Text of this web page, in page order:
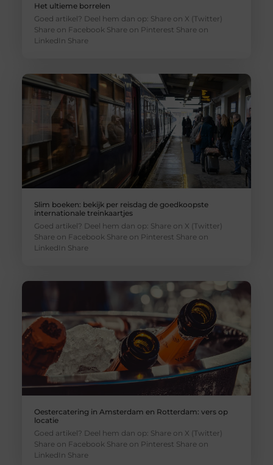
Het ultieme borrelen
Goed artikel? Deel hem dan op: Share on X (Twitter)
Share on Facebook Share on Pinterest Share on
LinkedIn Share
Slim boeken: bekijk per reisdag de goedkoopste
internationale treinkaartjes
Goed artikel? Deel hem dan op: Share on X (Twitter)
Share on Facebook Share on Pinterest Share on
LinkedIn Share
Oestercatering in Amsterdam en Rotterdam: vers op
locatie
Goed artikel? Deel hem dan op: Share on X (Twitter)
Share on Facebook Share on Pinterest Share on
LinkedIn Share